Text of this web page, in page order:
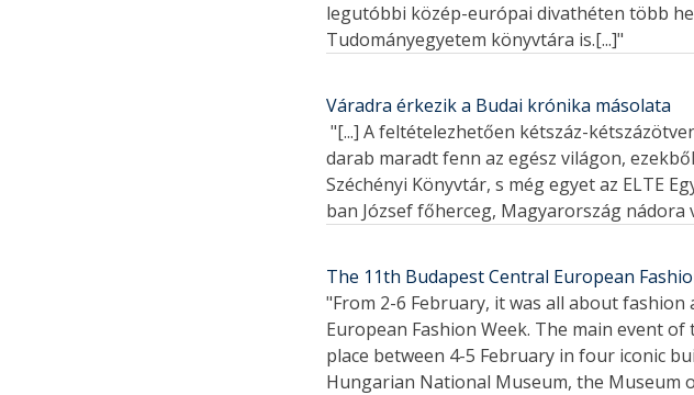
legutóbbi közép-európai divathéten több
Tudományegyetem könyvtára is.[...]"
Váradra érkezik a Budai krónika másolata
"[...] A feltételezhetően kétszáz-
darab maradt fenn az egész világon,
Széchényi Könyvtár, s még egyet az ELTE
ban József főherceg, Magyarország nádora
The 11th Budapest Central European
"From 2-6 February, it was all about
European Fashion Week. The main event
place between 4-5 February in four iconic
Hungarian National Museum, the Museum